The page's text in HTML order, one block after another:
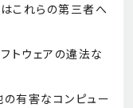
はこれらの第三者へ
トウェアの違法な
の有害なコンピュー